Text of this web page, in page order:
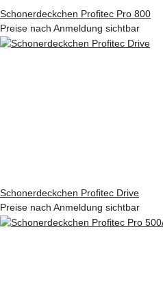
Schonerdeckchen Profitec Pro 800
Preise nach Anmeldung sichtbar
Schonerdeckchen Profitec Drive
Preise nach Anmeldung sichtbar